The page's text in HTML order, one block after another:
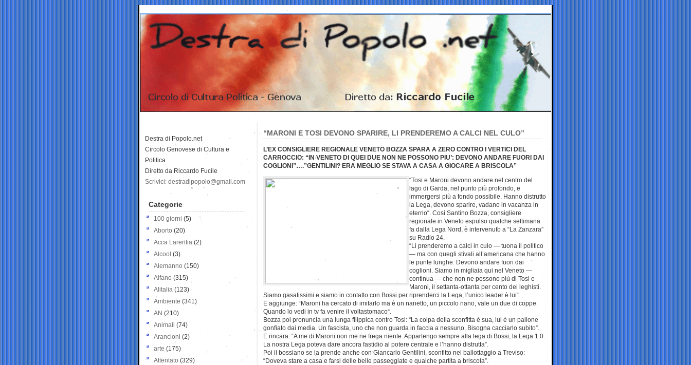
“MARONI E TOSI DEVONO SPARIRE, LI PRENDEREMO A CALCI NEL CULO”
L’EX CONSIGLIERE REGIONALE VENETO BOZZA SPARA A ZERO CONTRO I VERTICI DEL
CARROCCIO: “IN VENETO DI QUEI DUE NON NE POSSONO PIU’: DEVONO ANDARE FUORI DAI
COGLIONI”….”GENTILINI? ERA MEGLIO SE STAVA A CASA A GIOCARE A BRISCOLA”
“Tosi e Maroni devono andare nel centro del
lago di Garda, nel punto più profondo, e
immergersi più a fondo possibile. Hanno distrutto
la Lega, devono sparire, vadano in vacanza in
eterno“. Così Santino Bozza, consigliere
regionale in Veneto espulso qualche settimana
fa dalla Lega Nord, è intervenuto a “La Zanzara”
su Radio 24.
“Li prenderemo a calci in culo — tuona il politico
— ma con quegli stivali all’americana che hanno
le punte lunghe. Devono andare fuori dai
coglioni. Siamo in migliaia qui nel Veneto —
continua — che non ne possono più di Tosi e
Maroni, il settanta-ottanta per cento dei leghisti.
Siamo gasatissimi e siamo in contatto con Bossi per riprenderci la Lega, l’unico leader è lui“.
E aggiunge: “Maroni ha cercato di imitarlo ma è un nanetto, un piccolo nano, vale un due di coppe.
Quando lo vedi in tv fa venire il voltastomaco“.
Bozza poi pronuncia una lunga filippica contro Tosi: “La colpa della sconfitta è sua, lui è un pallone
gonfiato dai media. Un fascista, uno che non guarda in faccia a nessuno. Bisogna cacciarlo subito”.
E rincara: “A me di Maroni non me ne frega niente. Appartengo sempre alla lega di Bossi, la Lega 1.0.
La nostra Lega poteva dare ancora fastidio al potere centrale e l’hanno distrutta”.
Poi il bossiano se la prende anche con Giancarlo Gentilini, sconfitto nel ballottaggio a Treviso:
“Doveva stare a casa e farsi delle belle passeggiate e qualche partita a briscola”.
Destra di Popolo.net
Circolo Genovese di Cultura e
Politica
Diretto da Riccardo Fucile
Scrivici: destradipopolo@gmail.com
Categorie
100 giorni (5)
Aborto (20)
Acca Larentia (2)
Alcool (3)
Alemanno (150)
Alfano (315)
Alitalia (123)
Ambiente (341)
AN (210)
Animali (74)
Arancioni (2)
arte (175)
Attentato (329)